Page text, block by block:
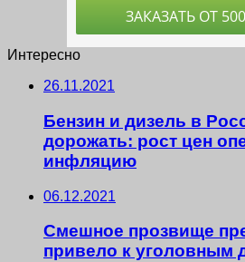
Интересно
26.11.2021
Бензин и дизель в
дорожать: рост цен
инфляцию
06.12.2021
Смешное прозвище
привело к уголовным